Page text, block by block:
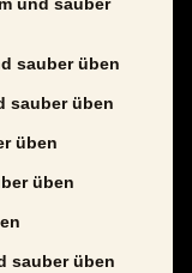
und sauber
sauber üben
sauber üben
üben
üben
sauber üben